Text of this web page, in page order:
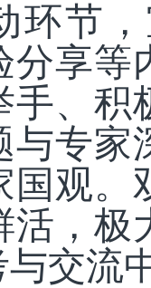
环节
分享等
手、积
与专
国观。
活，极
交流